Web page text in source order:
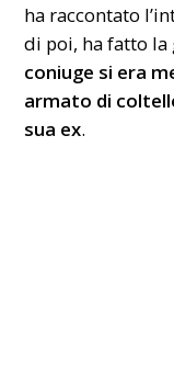
ha raccontato
di poi, ha fatto
coniuge si era
armato di
sua ex.